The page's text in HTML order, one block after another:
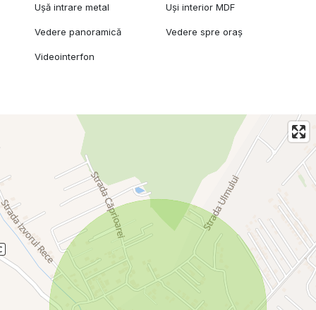
Ușă intrare metal Uși interior MDF
Vedere panoramică Vedere spre oraș
Videointerfon